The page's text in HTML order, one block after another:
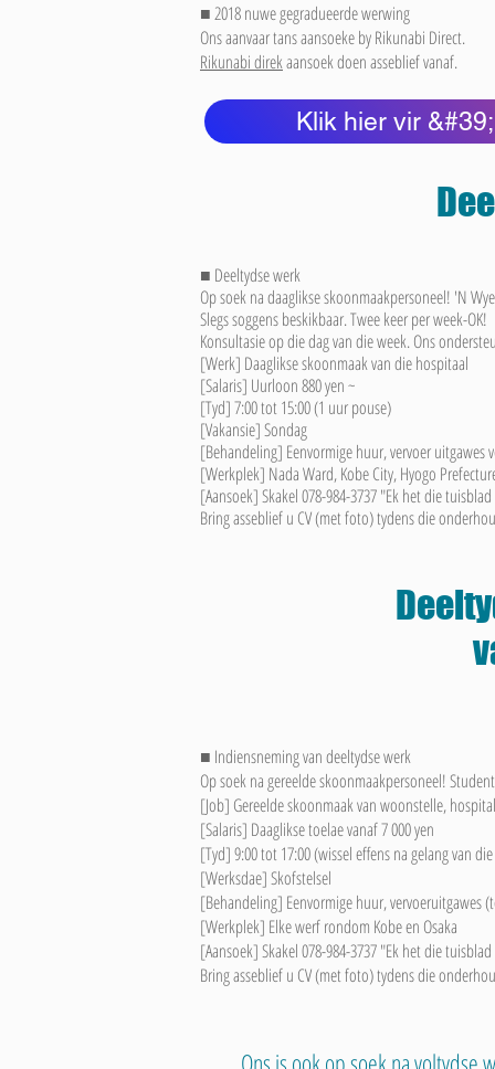
■ 2018 nuwe gegradueerde werwing
Ons aanvaar tans aansoeke by Rikunabi Direct.
Rikunabi direkaansoek doen asseblief vanaf.
Klik hier vir
■ Deeltydse werk
Op soek na daaglikse skoonmaakpersoneel! 'N
Slegs soggens beskikbaar. Twee keer per week-OK!
Konsultasie op die dag van die week. Ons
[Werk] Daaglikse skoonmaak van die hospitaal
[Salaris] Uurloon 880 yen ~
[Tyd] 7:00 tot 15:00 (1 uur pouse)
[Vakansie] Sondag
[Behandeling] Eenvormige huur, vervoer uitgawes
[Werkplek] Nada Ward, Kobe City, Hyogo
[Aansoek] Skakel 078-984-3737 "Ek het die
Bring asseblief u CV (met foto) tydens die
■ Indiensneming van deeltydse werk
Op soek na gereelde skoonmaakpersoneel!
[Job] Gereelde skoonmaak van woonstelle,
[Salaris] Daaglikse toelae vanaf 7 000 yen
[Tyd] 9:00 tot 17:00 (wissel effens na gelang van
[Werksdae] Skofstelsel
[Behandeling] Eenvormige huur, vervoeruitgawes
[Werkplek] Elke werf rondom Kobe en Osaka
[Aansoek] Skakel 078-984-3737 "Ek het die
Bring asseblief u CV (met foto) tydens die
Ons is ook op soek na